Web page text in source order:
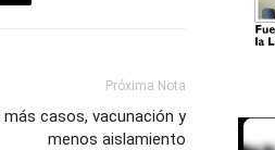
Próxima Nota
casos, vacunación y
menos aislamiento